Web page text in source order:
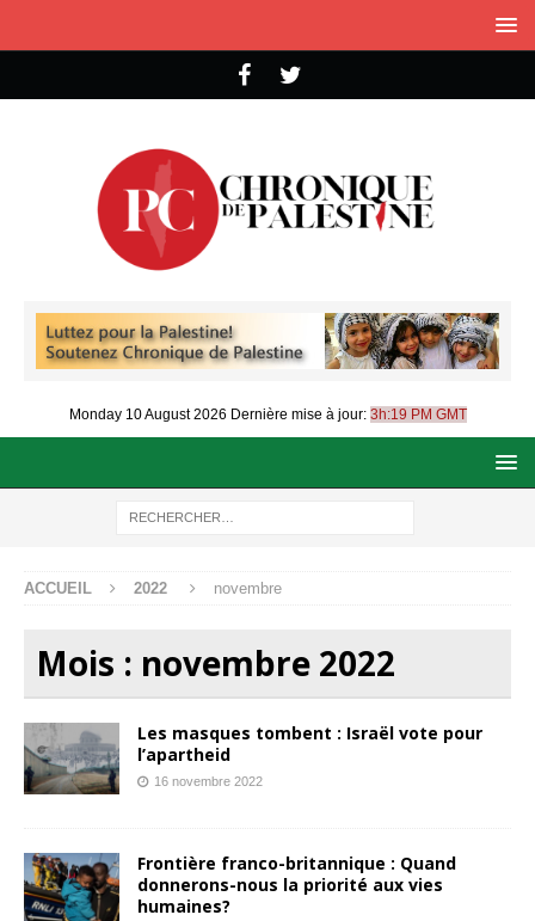
Monday 10 August 2026 Dernière mise à jour: 3h:19 PM GMT
ACCUEIL 2022 novembre
Mois : novembre 2022
Les masques tombent : Israël vote pour
l’apartheid
16 novembre 2022
Frontière franco-britannique : Quand
donnerons-nous la priorité aux vies
humaines?